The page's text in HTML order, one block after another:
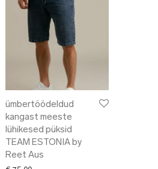
ümbertöödeldud
kangast meeste
lühikesed püksid
TEAM ESTONIA by
Reet Aus